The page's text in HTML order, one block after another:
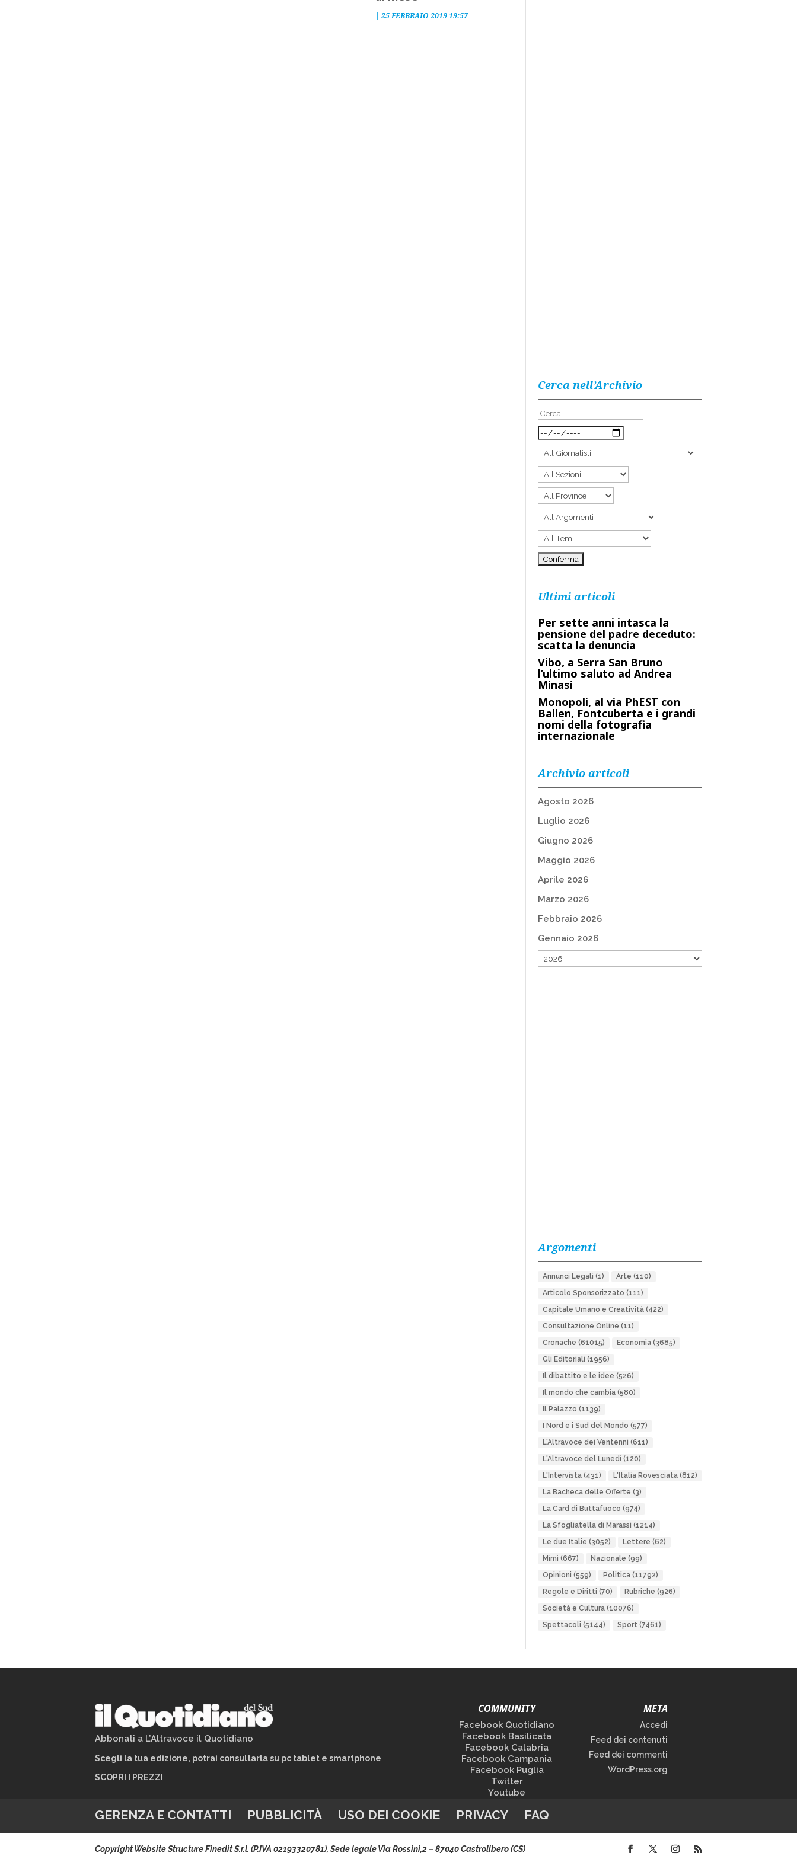
|25 FEBBRAIO 2019 19:57
Cerca nell’Archivio
Ultimi articoli
Per sette anni intasca la
pensione del padre deceduto:
scatta la denuncia
Vibo, a Serra San Bruno
l’ultimo saluto ad Andrea
Minasi
Monopoli, al via PhEST con
Ballen, Fontcuberta e i grandi
nomi della fotografia
internazionale
Archivio articoli
Agosto 2026
Luglio 2026
Giugno 2026
Maggio 2026
Aprile 2026
Marzo 2026
Febbraio 2026
Gennaio 2026
Argomenti
Annunci Legali (1) Arte (110)
Articolo Sponsorizzato (111)
Capitale Umano e Creatività(422)
Consultazione Online (11)
Cronache (61015) Economia(3685)
Gli Editoriali (1956)
Il dibattito e le idee (526)
Il mondo che cambia(580)
Il Palazzo (1139)
I Nord e i Sud del Mondo (577)
L'Altravoce dei Ventenni (611)
L'Altravoce del Lunedì (120)
L'Intervista(431) L'Italia Rovesciata(812)
La Bacheca delle Offerte (3)
La Card di Buttafuoco (974)
La Sfogliatella di Marassi (1214)
Le due Italie (3052) Lettere (62)
Mimì (667) Nazionale (99)
Opinioni (559) Politica(11792)
Regole e Diritti (70) Rubriche (926)
Società e Cultura(10076)
Spettacoli (5144) Sport(7461)
Abbonati a L’Altravoce il Quotidiano
Scegli la tua edizione, potrai consultarla su pc tablet e smartphone
SCOPRI I PREZZI
COMMUNITY
Facebook Quotidiano
Facebook Basilicata
Facebook Calabria
Facebook Campania
Facebook Puglia
Twitter
Youtube
META
Accedi
Feed dei contenuti
Feed dei commenti
WordPress.org
GERENZA E CONTATTI PUBBLICITÀ USO DEI COOKIE PRIVACY FAQ
Copyright Website Structure Finedit S.r.l. (P.IVA 02193320781), Sede legale Via Rossini,2 – 87040 Castrolibero (CS)